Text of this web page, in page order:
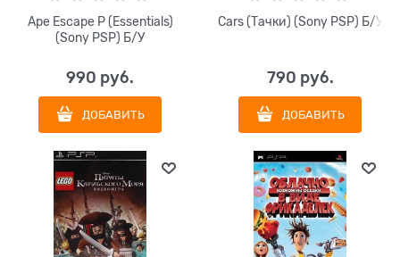
Ape Escape P (Essentials)
(Sony PSP) Б/У
990 руб.
ДОБАВИТЬ
Cars (Тачки) (Sony PSP) Б/У
790 руб.
ДОБАВИТЬ